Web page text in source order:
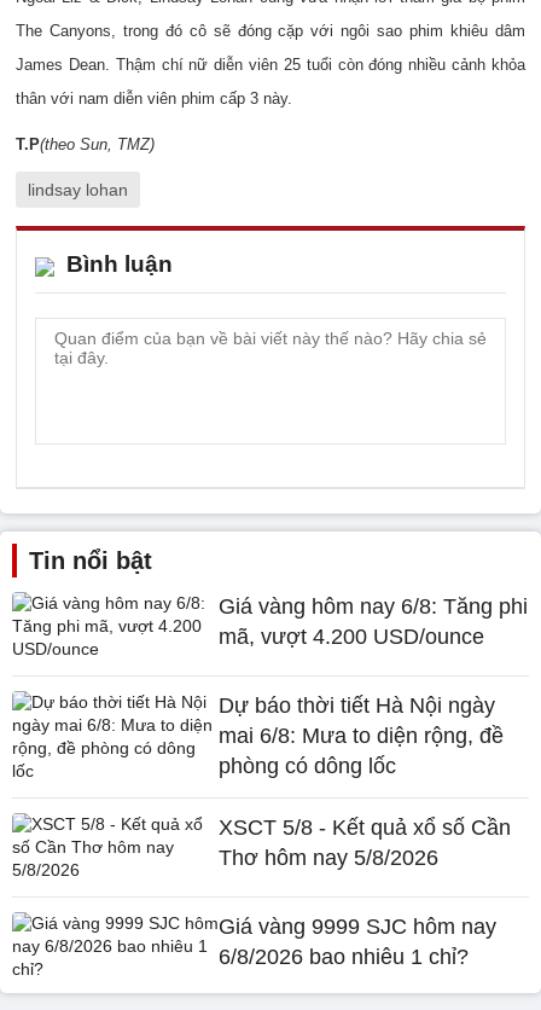
The Canyons, trong đó cô sẽ đóng cặp với ngôi sao phim khiêu dâm
James Dean. Thậm chí nữ diễn viên 25 tuổi còn đóng nhiều cảnh khỏa
thân với nam diễn viên phim cấp 3 này.
T.P(theo Sun, TMZ)
lindsay lohan
Bình luận
Tin nổi bật
Giá vàng hôm nay 6/8: Tăng phi
mã, vượt 4.200 USD/ounce
Dự báo thời tiết Hà Nội ngày
mai 6/8: Mưa to diện rộng, đề
phòng có dông lốc
XSCT 5/8 - Kết quả xổ số Cần
Thơ hôm nay 5/8/2026
Giá vàng 9999 SJC hôm nay
6/8/2026 bao nhiêu 1 chỉ?